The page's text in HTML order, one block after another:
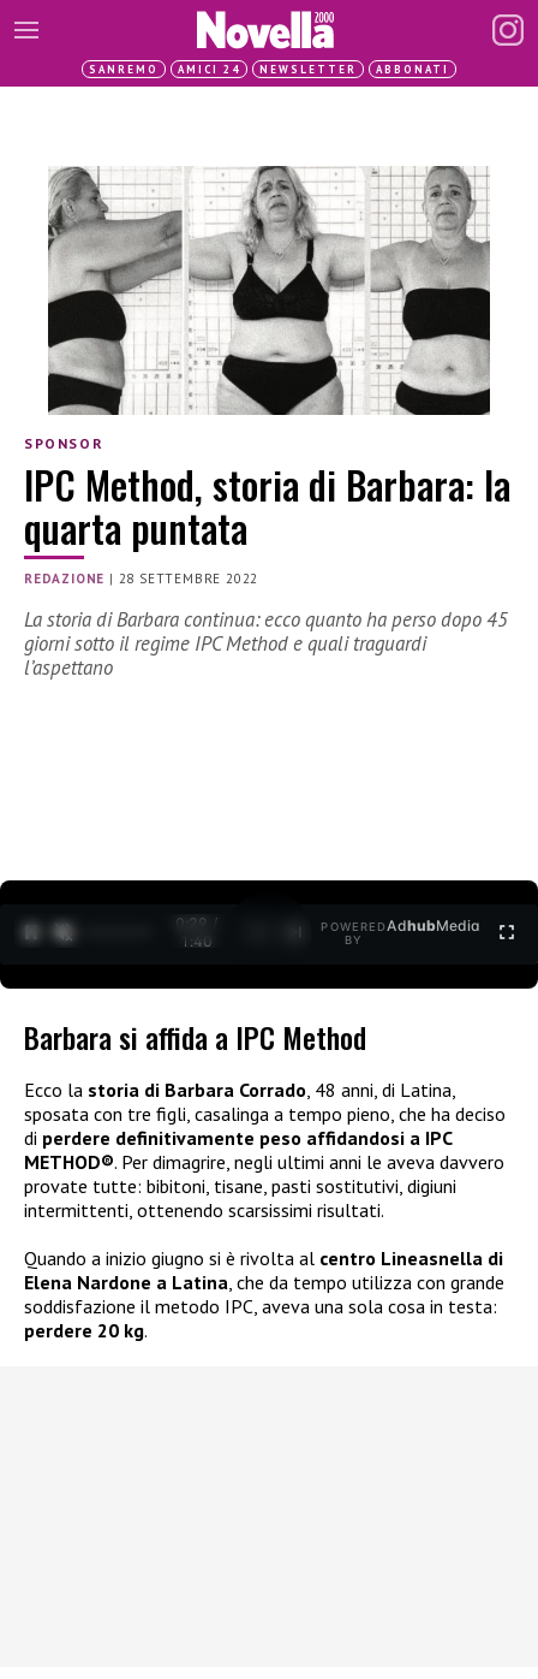
SANREMO AMICI 24 NEWSLETTER ABBONATI
SPONSOR
IPC Method, storia di Barbara: la
quarta puntata
REDAZIONE | 28 SETTEMBRE 2022
La storia di Barbara continua: ecco quanto ha perso dopo 45
giorni sotto il regime IPC Method e quali traguardi
l’aspettano
0:30 /
1:40
POWERED
BY
AdhubMedia
Barbara si affida a IPC Method
Ecco la storia di Barbara Corrado, 48 anni, di Latina,
sposata con tre figli, casalinga a tempo pieno, che ha deciso
di perdere definitivamente peso affidandosi a IPC
METHOD®. Per dimagrire, negli ultimi anni le aveva davvero
provate tutte: bibitoni, tisane, pasti sostitutivi, digiuni
intermittenti, ottenendo scarsissimi risultati.
Quando a inizio giugno si è rivolta al centro Lineasnella di
Elena Nardone a Latina, che da tempo utilizza con grande
soddisfazione il metodo IPC, aveva una sola cosa in testa:
perdere 20 kg.